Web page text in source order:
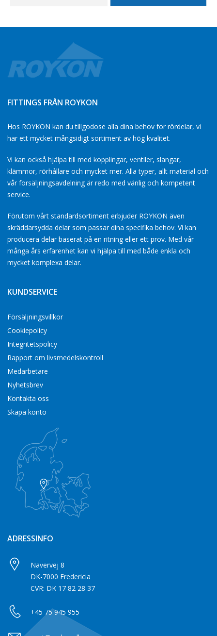
FITTINGS FRÅN ROYKON
Hos ROYKON kan du tillgodose alla dina behov for rördelar, vi
har ett mycket mångsidigt sortiment av hög kvalitet.
Vi kan också hjälpa till med kopplingar, ventiler, slangar,
klämmor, rörhållare och mycket mer. Alla typer, allt material och
vår försäljningsavdelning är redo med vänlig och kompetent
service.
Förutom vårt standardsortiment erbjuder ROYKON även
skräddarsydda delar som passar dina specifika behov. Vi kan
producera delar baserat på en ritning eller ett prov. Med vår
många års erfarenhet kan vi hjälpa till med både enkla och
mycket komplexa delar.
KUNDSERVICE
Försäljningsvillkor
Cookiepolicy
Integritetspolicy
Rapport om livsmedelskontroll
Medarbetare
Nyhetsbrev
Kontakta oss
Skapa konto
ADRESSINFO
Navervej 8
DK-7000 Fredericia
CVR: DK 17 82 28 37
+45 75 945 955